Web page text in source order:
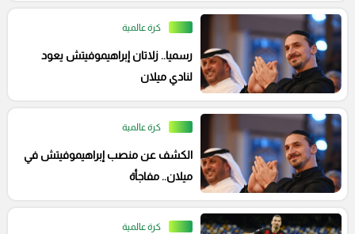
كرة عالمية
رسميا.. زلاتان إبراهيموفيتش يعود
لنادي ميلان
كرة عالمية
الكشف عن منصب إبراهيموفيتش في
ميلان.. مفاجأة
كرة عالمية